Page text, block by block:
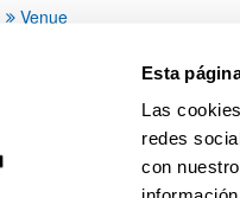
Esta
Las
redes
con
Venue
How to arrive and transport